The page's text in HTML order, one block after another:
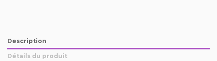
Description
Détails du produit